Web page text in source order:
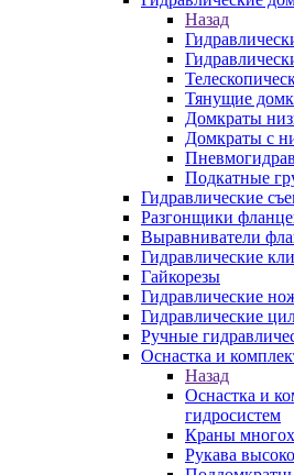
Назад
Тянущие
Домкраты
Домкраты с
Подкатные
Гидравлические
Разгонщики
Выравниватели
Гидравлические
Гайкорезы
Гидравлические
Гидравлические
Ручные
Оснастка и
Назад
Оснастка и
гидросистем
Краны
Рукава